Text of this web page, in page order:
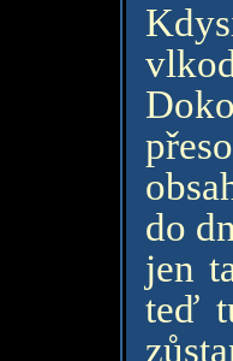
do
jen
teď